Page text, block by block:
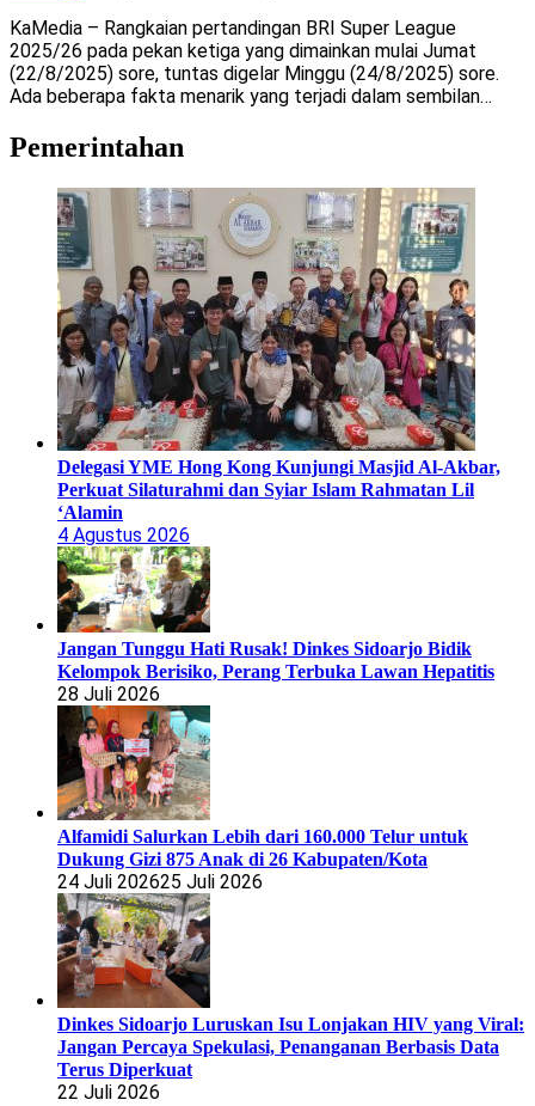
KaMedia – Rangkaian pertandingan BRI Super League
2025/26 pada pekan ketiga yang dimainkan mulai Jumat
(22/8/2025) sore, tuntas digelar Minggu (24/8/2025) sore.
Ada beberapa fakta menarik yang terjadi dalam sembilan…
Pemerintahan
Delegasi YME Hong Kong Kunjungi Masjid Al-Akbar,
Perkuat Silaturahmi dan Syiar Islam Rahmatan Lil
‘Alamin
4 Agustus 2026
Jangan Tunggu Hati Rusak! Dinkes Sidoarjo Bidik
Kelompok Berisiko, Perang Terbuka Lawan Hepatitis
28 Juli 2026
Alfamidi Salurkan Lebih dari 160.000 Telur untuk
Dukung Gizi 875 Anak di 26 Kabupaten/Kota
24 Juli 202625 Juli 2026
Dinkes Sidoarjo Luruskan Isu Lonjakan HIV yang Viral:
Jangan Percaya Spekulasi, Penanganan Berbasis Data
Terus Diperkuat
22 Juli 2026